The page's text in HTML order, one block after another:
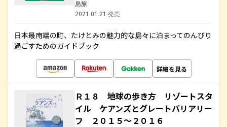
島旅
2021.01.21 発売
日本最南端の町、たけとみの魅力的な島々に泊まってのんびり
過ごすためのガイドブック
詳細を見る
Ｒ１８ 地球の歩き方 リゾートスタ
イル ケアンズとグレートバリアリー
フ ２０１５～２０１６